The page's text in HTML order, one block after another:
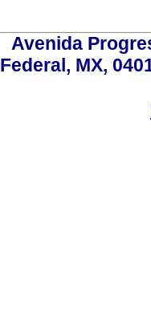
Avenida
Federal, MX,